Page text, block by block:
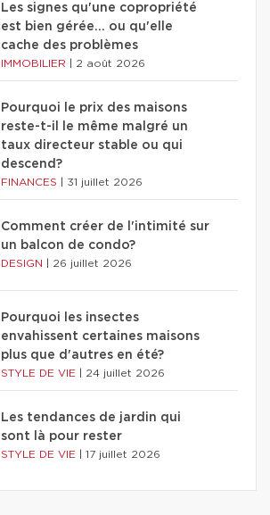
Les signes qu'une copropriété
est bien gérée… ou qu'elle
cache des problèmes
IMMOBILIER 2 août 2026
Pourquoi le prix des maisons
reste-t-il le même malgré un
taux directeur stable ou qui
descend?
FINANCES 31 juillet 2026
Comment créer de l'intimité sur
un balcon de condo?
DESIGN 26 juillet 2026
Pourquoi les insectes
envahissent certaines maisons
plus que d'autres en été?
STYLE DE VIE 24 juillet 2026
Les tendances de jardin qui
sont là pour rester
STYLE DE VIE 17 juillet 2026